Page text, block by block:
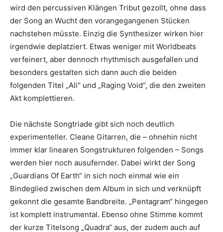
wird den percussiven Klängen Tribut gezollt, ohne dass
der Song an Wucht den vorangegangenen Stücken
nachstehen müsste. Einzig die Synthesizer wirken hier
irgendwie deplatziert. Etwas weniger mit Worldbeats
verfeinert, aber dennoch rhythmisch ausgefallen und
besonders gestalten sich dann auch die beiden
folgenden Titel „Ali“ und „Raging Void“, die den zweiten
Akt komplettieren.
Die nächste Songtriade gibt sich noch deutlich
experimenteller. Cleane Gitarren, die – ohnehin nicht
immer klar linearen Songstrukturen folgenden – Songs
werden hier noch ausufernder. Dabei wirkt der Song
„Guardians Of Earth“ in sich noch einmal wie ein
Bindeglied zwischen dem Album in sich und verknüpft
gekonnt die gesamte Bandbreite. „Pentagram“ hingegen
ist komplett instrumental. Ebenso ohne Stimme kommt
der kurze Titelsong „Quadra“ aus, der zudem auch auf